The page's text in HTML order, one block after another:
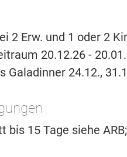
2 Erw. und 1 oder 2
20.12.26 -
Galadinner 24.12.,
bis 15 Tage siehe